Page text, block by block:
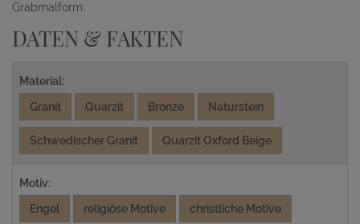
Grabmalform.
DATEN & FAKTEN
Material:
Granit
Quarzit Bronze Naturstein
Schwedischer Granit Quarzit Oxford Beige
Motiv:
Engel
religiöse Motive christliche Motive